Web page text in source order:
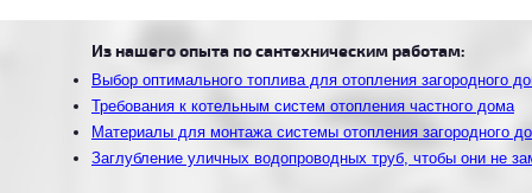
Из нашего опыта по сантехническим работам:
Выбор оптимального топлива для отопления загородного
Требования к котельным систем отопления частного дома
Материалы для монтажа системы отопления загородного
Заглубление уличных водопроводных труб, чтобы они не